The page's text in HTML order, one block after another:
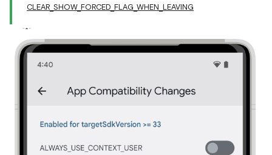
CLEAR_SHOW_FORCED_FLAG_WHEN_LEAVING